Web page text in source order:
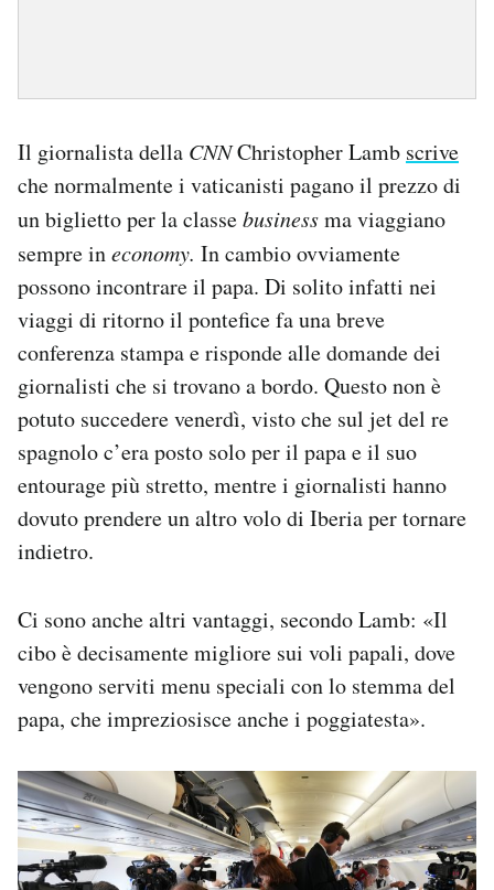
Il giornalista della CNNChristopher Lamb scrive
che normalmente i vaticanisti pagano il prezzo di
un biglietto per la classebusinessma viaggiano
sempre ineconomy. In cambio ovviamente
possono incontrare il papa. Di solito infatti nei
viaggi di ritorno il pontefice fa una breve
conferenza stampa e risponde alle domande dei
giornalisti che si trovano a bordo. Questo non è
potuto succedere venerdì, visto che sul jet del re
spagnolo c’era posto solo per il papa e il suo
entourage più stretto, mentre i giornalisti hanno
dovuto prendere un altro volo di Iberia per tornare
indietro.
Ci sono anche altri vantaggi, secondo Lamb: «Il
cibo è decisamente migliore sui voli papali, dove
vengono serviti menu speciali con lo stemma del
papa, che impreziosisce anche i poggiatesta».